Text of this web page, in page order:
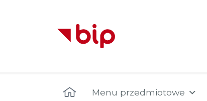
Menu przedmiotowe